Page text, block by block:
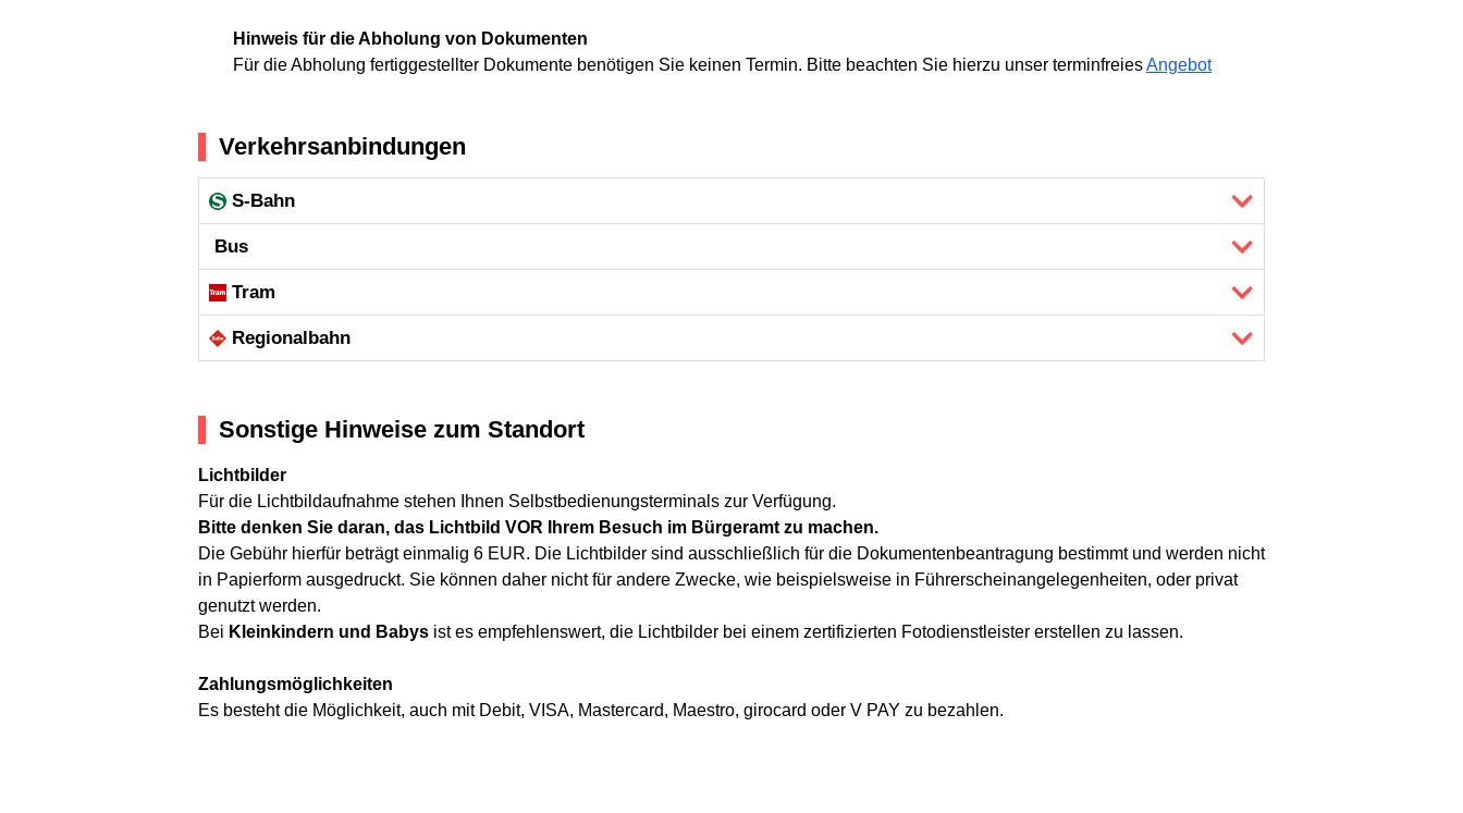
Hinweis für die Abholung von Dokumenten
Für die Abholung fertiggestellter Dokumente benötigen Sie keinen Termin. Bitte beachten Sie hierzu unser terminfreiesAngebot
Verkehrsanbindungen
S-Bahn
Bus
Tram
Regional­bahn
Sonstige Hinweise zum Standort
Lichtbilder
Für die Lichtbildaufnahme stehen Ihnen Selbstbedienungsterminals zur Verfügung.
Bitte denken Sie daran, das Lichtbild VOR Ihrem Besuch im Bürgeramt zu machen.
Die Gebühr hierfür beträgt einmalig 6 EUR. Die Lichtbilder sind ausschließlich für die Dokumentenbeantragung bestimmt und werden nicht
in Papierform ausgedruckt. Sie können daher nicht für andere Zwecke, wie beispielsweise in Führerscheinangelegenheiten, oder privat
genutzt werden.
Bei Kleinkindern und Babys ist es empfehlenswert, die Lichtbilder bei einem zertifizierten Fotodienstleister erstellen zu lassen.
Zahlungsmöglichkeiten
Es besteht die Möglichkeit, auch mit Debit, VISA, Mastercard, Maestro, girocard oder V PAY zu bezahlen.